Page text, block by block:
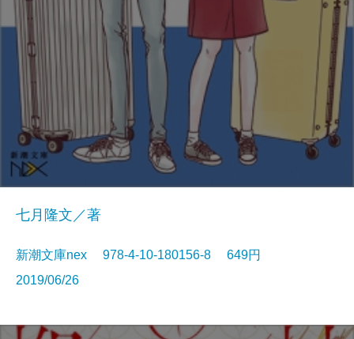
七月隆文／著
新潮文庫nex 978-4-10-180156-8 649円
2019/06/26